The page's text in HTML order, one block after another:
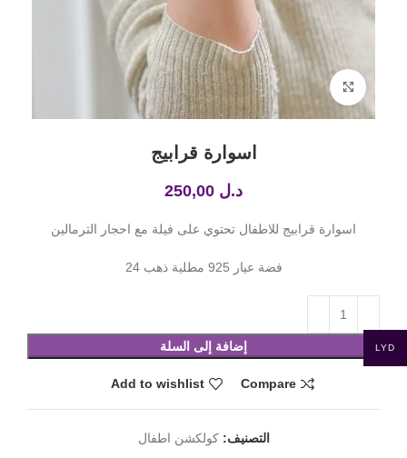
Click to enlarge
اسوارة قرابيج
د.ل
اسوارة قرابيج للاطفال تحتوي على فيلة مع احجار الترمالين
فضة عيار 925 مطلية ذهب 24
إضافة إلى السلة
Compare
Add to wishlist
التصنيف: كولكشن اطفال
LYD